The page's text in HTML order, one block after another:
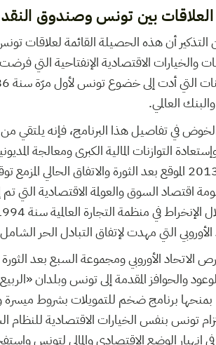
بين تونس وصندوق النقد
التذكير أن هذه الحصيلة القائمة لعلاقات
والخيارات الاقتصادية الإنفتاحية التي
العالمي.
في تفاصيل هذا البرنامج، فإنه يلتقي
التوازنات المالية الكبرى ومعالجة
اتفاق 2013 الموقع بعد الثورة والاتفاق
اقتصاد السوق والعولمة الاقتصادية التي
الأوروبي التي مهدت لإتفاق التبادل الحر
الاتحاد الأوروبي ومجموعة السبع بعد
والحوافز المقدمة إلى تونس وبلدان
2011 بمنحها برنامج ضخم للتمويلات بشروط ميسرة
تونس بنفس الخيارات الاقتصادية للنظام
إنهيار الوضع الاقتصادي والمالي لتونس